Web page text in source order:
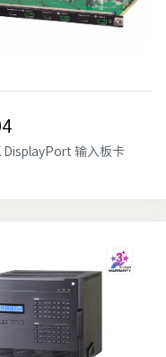
DisplayPort 输入板卡